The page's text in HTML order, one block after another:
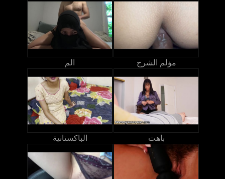
الم مؤلم الشرج
الباكستانية باهت